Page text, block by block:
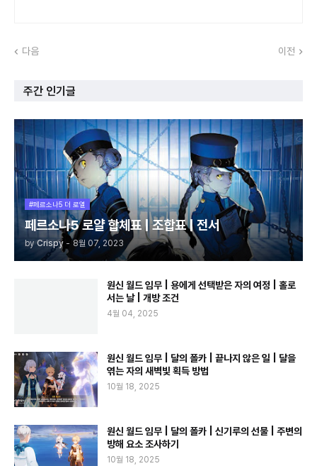
다음 이전
주간 인기글
#페르소나5 더 로열
페르소나5 로얄 합체표 | 조합표 | 전서
by Crispy - 8월 07, 2023
원신 월드 임무 | 용에게 선택받은 자의 여정 | 홀로
서는 날 | 개방 조건
4월 04, 2025
원신 월드 임무 | 달의 폴카 | 끝나지 않은 일 | 달을
엮는 자의 새벽빛 획득 방법
10월 18, 2025
원신 월드 임무 | 달의 폴카 | 신기루의 선물 | 주변의
방해 요소 조사하기
10월 18, 2025